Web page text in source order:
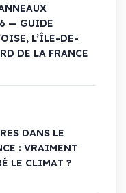
— GUIDE
L’ÎLE-DE-
DE LA FRANCE
DANS LE
: VRAIMENT
LE CLIMAT ?